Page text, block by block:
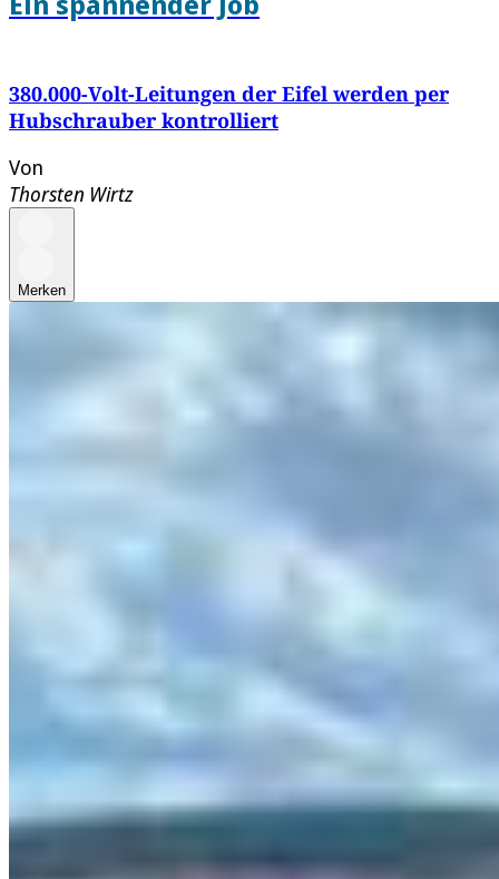
380.000-Volt-Leitungen der Eifel werden per
Hubschrauber kontrolliert
Von
Thorsten Wirtz
Merken